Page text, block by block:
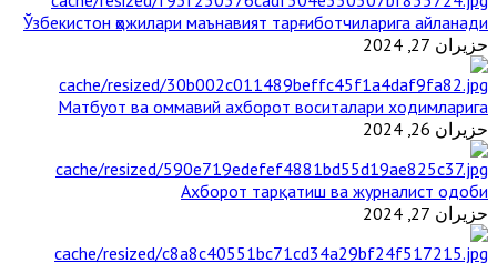
Ўзбекистон ҳожилари маънавият тарғиботчиларига айланади
حزيران 27, 2024
Матбуот ва оммавий ахборот воситалари ходимларига
حزيران 26, 2024
Ахборот тарқатиш ва журналист одоби
حزيران 27, 2024